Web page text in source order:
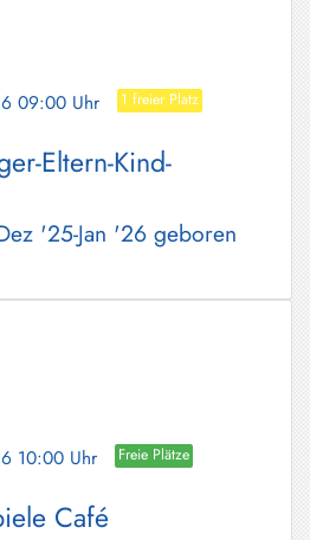
09:00 Uhr 1 freier Platz
Eltern-Kind-
'25-Jan '26 geboren
10:00 Uhr Freie Plätze
Café